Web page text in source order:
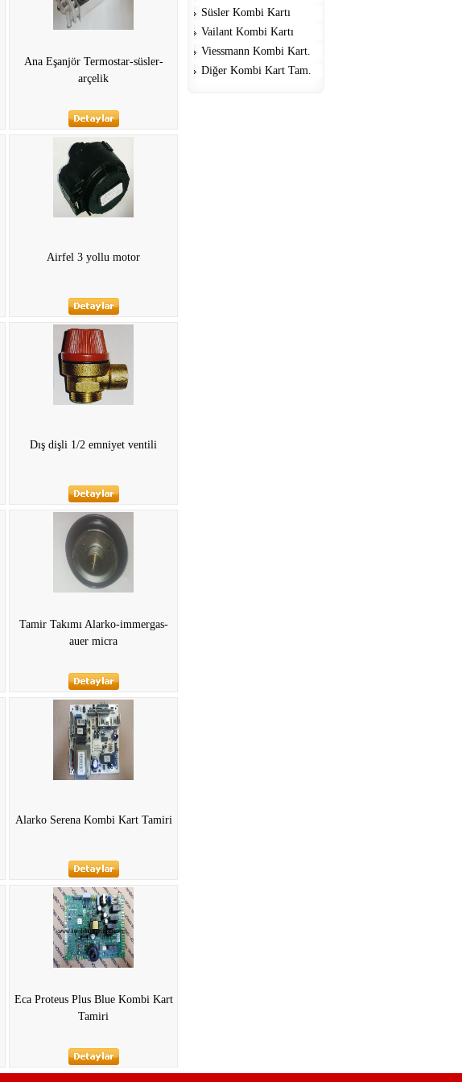
Ana Eşanjör Termostar-süsler-
arçelik
Airfel 3 yollu motor
Dış dişli 1/2 emniyet ventili
Tamir Takımı Alarko-immergas-
auer micra
Alarko Serena Kombi Kart Tamiri
Eca Proteus Plus Blue Kombi Kart
Tamiri
Süsler Kombi Kartı
Vailant Kombi Kartı
Viessmann Kombi Kart.
Diğer Kombi Kart Tam.